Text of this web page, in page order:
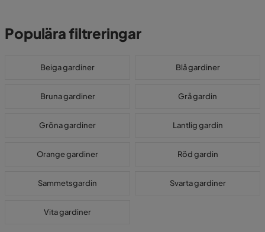
Populära filtreringar
Beiga gardiner Blå gardiner
Bruna gardiner Grå gardin
Gröna gardiner Lantlig gardin
Orange gardiner Röd gardin
Sammetsgardin Svarta gardiner
Vita gardiner